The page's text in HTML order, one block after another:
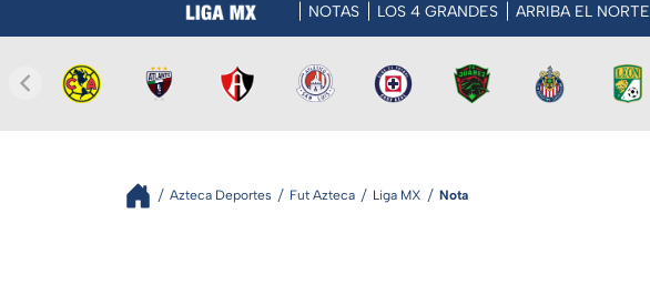
NOTAS LOS 4 GRANDES ARRIBA EL NORTE
Azteca Deportes Fut Azteca Liga MX Nota